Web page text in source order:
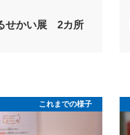
せかい展 2カ所
これまでの様子